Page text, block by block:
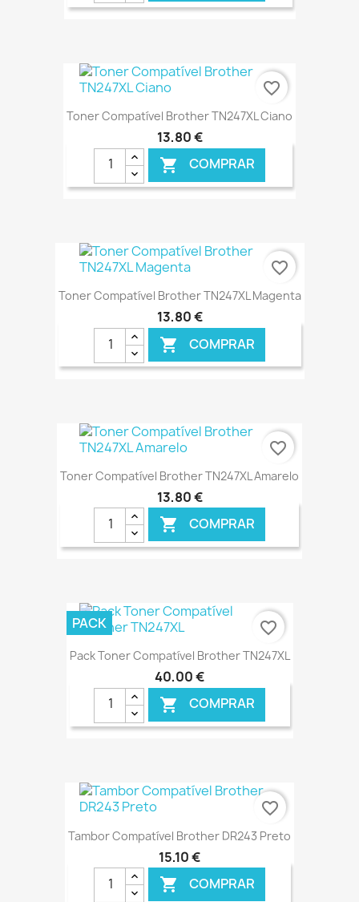
Toner Compatível Brother TN247XL Ciano
13,80 €
 COMPRAR
favorite_border
Toner Compatível Brother TN247XL Magenta
13,80 €
 COMPRAR
favorite_border
Toner Compatível Brother TN247XL Amarelo
13,80 €
 COMPRAR
favorite_border
Pack Toner Compatível Brother TN247XL
40,00 €
 COMPRAR
€ ONLINE
PACK favorite_border
Tambor Compatível Brother DR243 Preto
15,10 €
 COMPRAR
favorite_border